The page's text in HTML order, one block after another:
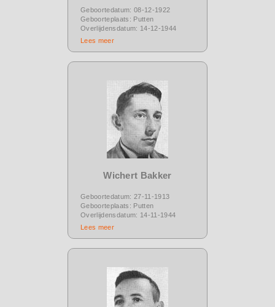
Geboortedatum: 08-12-1922
Geboorteplaats: Putten
Overlijdensdatum: 14-12-1944
Lees meer
Wichert Bakker
Geboortedatum: 27-11-1913
Geboorteplaats: Putten
Overlijdensdatum: 14-11-1944
Lees meer